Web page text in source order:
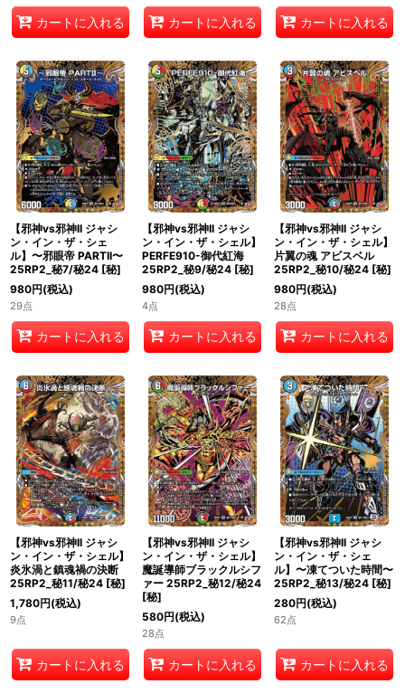
カートに入れる カートに入れる カートに入れる
【邪神vs邪神II ジャシ
ン・イン・ザ・シェ
ル】〜邪眼帝 PARTII〜
25RP2_秘7/秘24 [秘]
980円(税込)
29点
カートに入れる
【邪神vs邪神II ジャシ
ン・イン・ザ・シェル】
PERFE910-御代紅海
25RP2_秘9/秘24 [秘]
980円(税込)
4点
カートに入れる
【邪神vs邪神II ジャシ
ン・イン・ザ・シェル】
片翼の魂 アビスベル
25RP2_秘10/秘24 [秘]
980円(税込)
28点
カートに入れる
【邪神vs邪神II ジャシ
ン・イン・ザ・シェル】
炎氷渦と鎮魂禍の決断
25RP2_秘11/秘24 [秘]
1,780円(税込)
9点
カートに入れる
【邪神vs邪神II ジャシ
ン・イン・ザ・シェル】
魔誕導師ブラックルシフ
ァー 25RP2_秘12/秘24
[秘]
580円(税込)
28点
カートに入れる
【邪神vs邪神II ジャシ
ン・イン・ザ・シェ
ル】〜凍てついた時間〜
25RP2_秘13/秘24 [秘]
280円(税込)
62点
カートに入れる